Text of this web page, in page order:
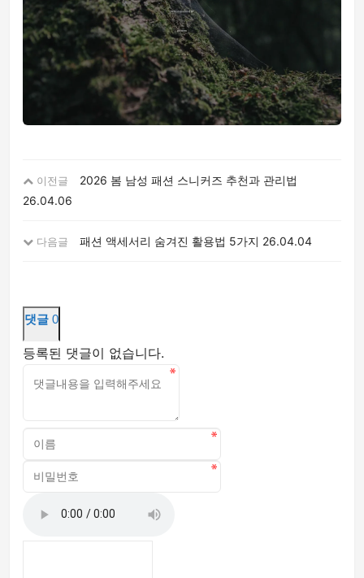
이전글
2026 봄 남성 패션 스니커즈 추천과 관리법
26.04.06
다음글 패션 액세서리 숨겨진 활용법 5가지 26.04.04
댓글 0
등록된 댓글이 없습니다.